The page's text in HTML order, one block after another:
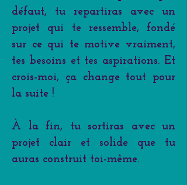
défaut, tu repartiras avec un
projet qui te ressemble, fondé
sur ce qui te motive vraiment,
tes besoins et tes aspirations. Et
crois-moi, ça change tout pour
la suite !
À la fin, tu sortiras avec un
projet clair et solide que tu
auras construit toi-même.